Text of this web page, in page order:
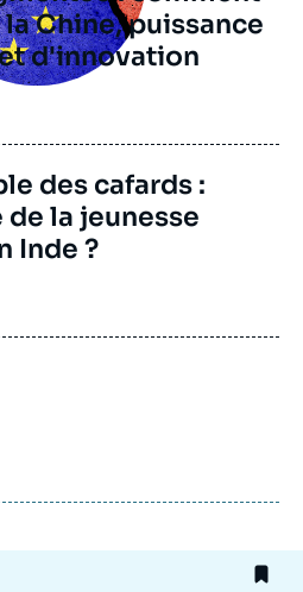
Chine, puissance
d'innovation
des cafards :
la jeunesse
Inde ?